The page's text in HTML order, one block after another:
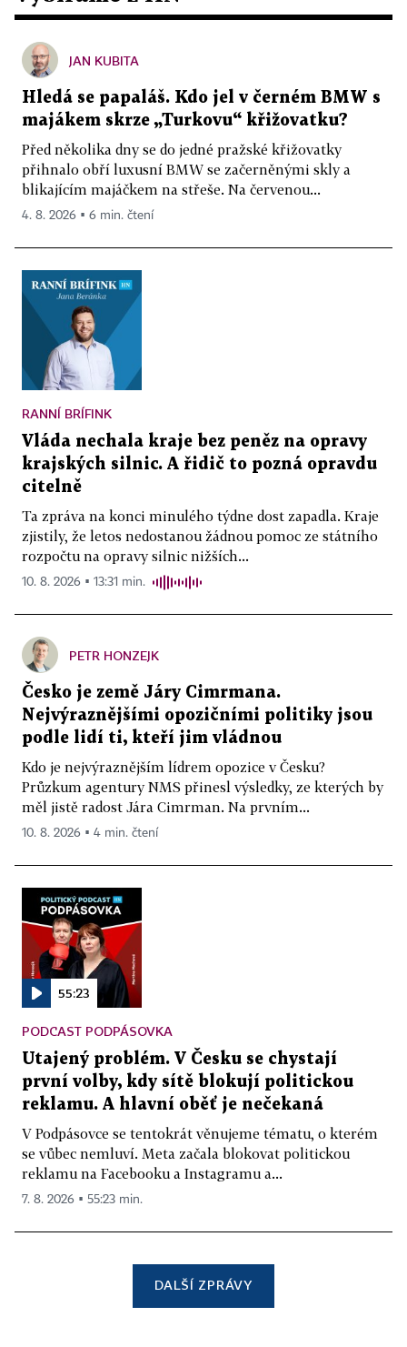
JAN KUBITA
Hledá se papaláš. Kdo jel v černém BMW s
majákem skrze „Turkovu“ křižovatku?
Před několika dny se do jedné pražské křižovatky
přihnalo obří luxusní BMW se začerněnými skly a
blikajícím majáčkem na střeše. Na červenou...
4. 8. 2026 ▪ 6 min. čtení
RANNÍ BRÍFINK
Vláda nechala kraje bez peněz na opravy
krajských silnic. A řidič to pozná opravdu
citelně
Ta zpráva na konci minulého týdne dost zapadla. Kraje
zjistily, že letos nedostanou žádnou pomoc ze státního
rozpočtu na opravy silnic nižších...
10. 8. 2026 ▪ 13:31 min.
PETR HONZEJK
Česko je země Járy Cimrmana.
Nejvýraznějšími opozičními politiky jsou
podle lidí ti, kteří jim vládnou
Kdo je nejvýraznějším lídrem opozice v Česku?
Průzkum agentury NMS přinesl výsledky, ze kterých by
měl jistě radost Jára Cimrman. Na prvním...
10. 8. 2026 ▪ 4 min. čtení
55:23
PODCAST PODPÁSOVKA
Utajený problém. V Česku se chystají
první volby, kdy sítě blokují politickou
reklamu. A hlavní oběť je nečekaná
V Podpásovce se tentokrát věnujeme tématu, o kterém
se vůbec nemluví. Meta začala blokovat politickou
reklamu na Facebooku a Instagramu a...
7. 8. 2026 ▪ 55:23 min.
DALŠÍ ZPRÁVY